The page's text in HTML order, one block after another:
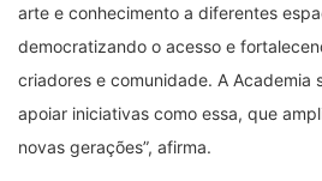
arte e conhecimento a diferentes
democratizando o acesso e
criadores e comunidade. A Academia
apoiar iniciativas como essa, que
novas gerações”, afirma.